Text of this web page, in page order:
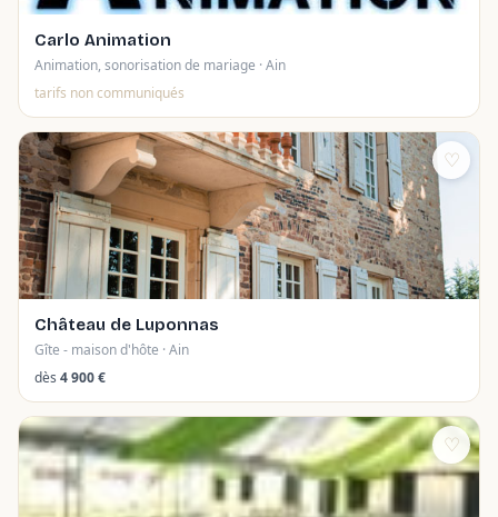
Carlo Animation
Animation, sonorisation de mariage · Ain
tarifs non communiqués
♡
Château de Luponnas
Gîte - maison d'hôte · Ain
dès 4 900 €
♡